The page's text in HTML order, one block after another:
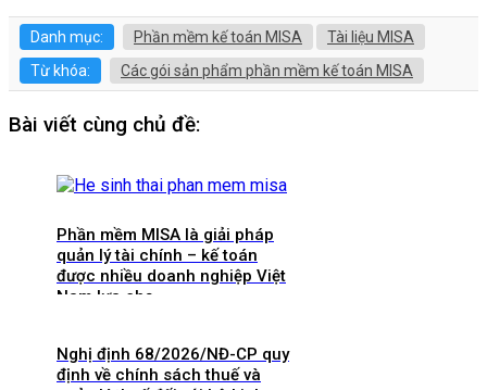
Danh mục: Phần mềm kế toán MISA
Tài liệu MISA
Từ khóa:
Các gói sản phẩm phần mềm kế toán MISA
Bài viết cùng chủ đề:
Phần mềm MISA là giải pháp
quản lý tài chính – kế toán
được nhiều doanh nghiệp Việt
Nam lựa chọ
Nghị định 68/2026/NĐ-CP quy
định về chính sách thuế và